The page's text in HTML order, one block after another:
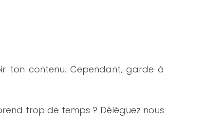
ton contenu. Cependant, garde à
trop de temps ? Déléguez nous